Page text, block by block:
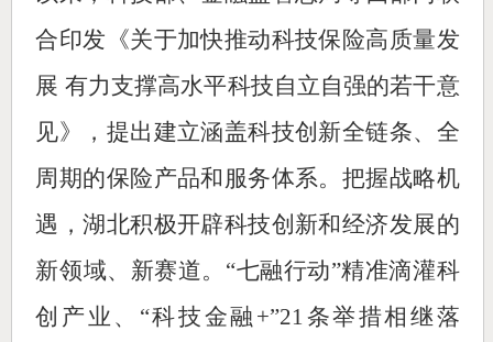
合印发《关于加快推动科技保险高质量发
展 有力支撑高水平科技自立自强的若干意
见》，提出建立涵盖科技创新全链条、全
周期的保险产品和服务体系。把握战略机
遇，湖北积极开辟科技创新和经济发展的
新领域、新赛道。“七融行动”精准滴灌科
创产业、“科技金融+”21条举措相继落